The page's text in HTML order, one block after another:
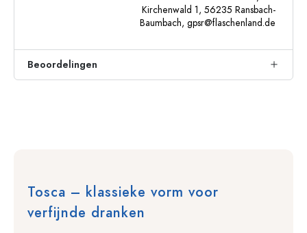
Kirchenwald 1, 56235 Ransbach-
Baumbach, gpsr@flaschenland.de
Beoordelingen
Tosca – klassieke vorm voor
verfijnde dranken